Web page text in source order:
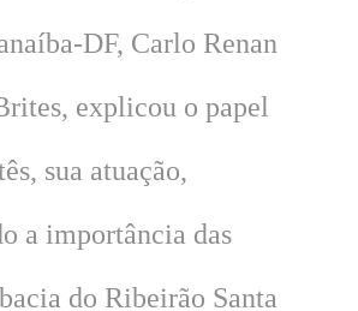
DF, Carlo Renan
explicou o papel
sua atuação,
a importância das
do Ribeirão Santa